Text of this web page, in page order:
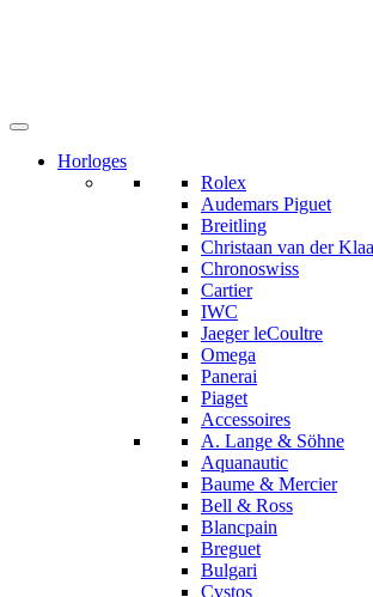
Horloges
Rolex
Audemars Piguet
Breitling
Christaan van der
Chronoswiss
Cartier
IWC
Jaeger leCoultre
Omega
Panerai
Piaget
Accessoires
A. Lange & Söhne
Aquanautic
Baume & Mercier
Bell & Ross
Blancpain
Breguet
Bulgari
Cvstos